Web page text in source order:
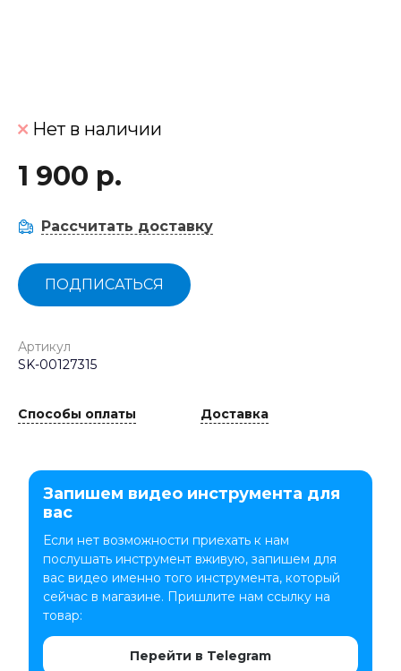
Нет в наличии
1 900 р.
Рассчитать доставку
ПОДПИСАТЬСЯ
Артикул
SK-00127315
Способы оплаты Доставка
Запишем видео инструмента для
вас
Если нет возможности приехать к нам
послушать инструмент вживую, запишем для
вас видео именно того инструмента, который
сейчас в магазине. Пришлите нам ссылку на
товар:
Перейти в Telegram